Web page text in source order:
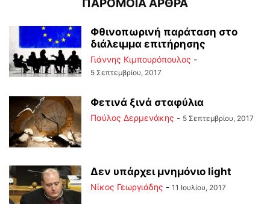
ΠΑΡΟΜΟΙΑ ΑΡΘΡΑ
Φθινοπωρινή παράταση στο
διάλειμμα επιτήρησης
Γιάννης Κιμπουρόπουλος -
5 Σεπτεμβρίου, 2017
Φετινά ξινά σταφύλια
Παύλος Δερμενάκης - 5 Σεπτεμβρίου, 2017
Δεν υπάρχει μνημόνιο light
Νίκος Γεωργιάδης - 11 Ιουλίου, 2017